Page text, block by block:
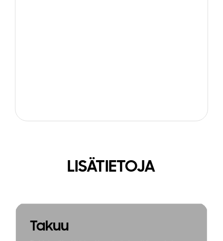
LISÄTIETOJA
Takuu